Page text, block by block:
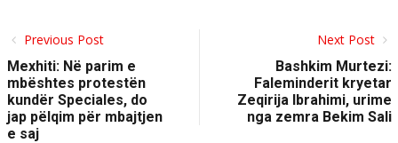
Previous Post
Mexhiti: Në parim e
mbështes protestën
kundër Speciales, do
jap pëlqim për mbajtjen
e saj
Next Post
Bashkim Murtezi:
Faleminderit kryetar
Zeqirija Ibrahimi, urime
nga zemra Bekim Sali